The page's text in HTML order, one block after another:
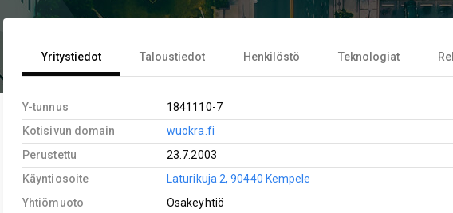
Yritystiedot Taloustiedot Henkilöstö Teknologiat
Y-tunnus
1841110-7
Kotisivun domain
wuokra.fi
Perustettu
23.7.2003
Käyntiosoite
Laturikuja 2, 90440 Kempele
Yhtiömuoto
Osakeyhtiö